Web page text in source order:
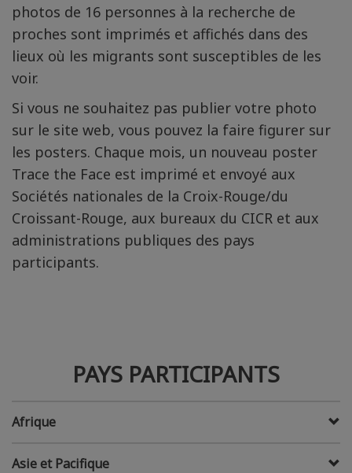
photos de 16 personnes à la recherche de
proches sont imprimés et affichés dans des
lieux où les migrants sont susceptibles de les
voir.
Si vous ne souhaitez pas publier votre photo
sur le site web, vous pouvez la faire figurer sur
les posters. Chaque mois, un nouveau poster
Trace the Face est imprimé et envoyé aux
Sociétés nationales de la Croix-Rouge/du
Croissant-Rouge, aux bureaux du CICR et aux
administrations publiques des pays
participants.
PAYS PARTICIPANTS
Afrique
Asie et Pacifique